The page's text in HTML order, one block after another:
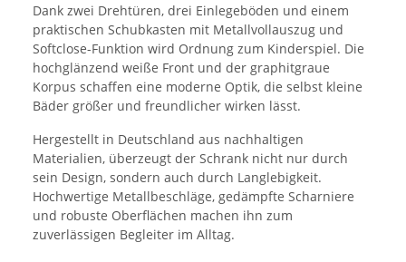
Dank zwei Drehtüren, drei Einlegeböden und einem
praktischen Schubkasten mit Metallvollauszug und
Softclose-Funktion wird Ordnung zum Kinderspiel. Die
hochglänzend weiße Front und der graphitgraue
Korpus schaffen eine moderne Optik, die selbst kleine
Bäder größer und freundlicher wirken lässt.
Hergestellt in Deutschland aus nachhaltigen
Materialien, überzeugt der Schrank nicht nur durch
sein Design, sondern auch durch Langlebigkeit.
Hochwertige Metallbeschläge, gedämpfte Scharniere
und robuste Oberflächen machen ihn zum
zuverlässigen Begleiter im Alltag.